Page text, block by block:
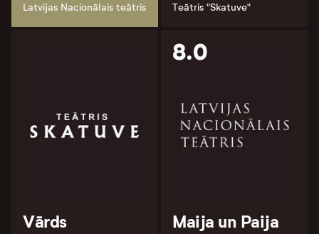
Latvijas Nacionālais teātris Teātris "Skatuve"
Vārds
8.0
Maija un Paija